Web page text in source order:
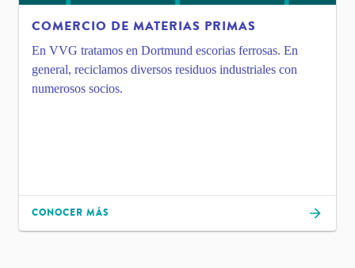
COMERCIO DE MATERIAS PRIMAS
En VVG tratamos en Dortmund escorias ferrosas. En
general, reciclamos diversos residuos industriales con
numerosos socios.
CONOCER MÁS